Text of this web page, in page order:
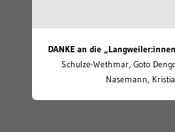
DANKE an die
Schulze-Wethmar, Goto
Nasemann,